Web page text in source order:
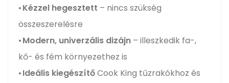
•Kézzel hegesztett – nincs szükség
összeszerelésre
•Modern, univerzális dizájn – illeszkedik fa-,
kő- és fém környezethez is
•Ideális kiegészítőCook King tűzrakókhoz és